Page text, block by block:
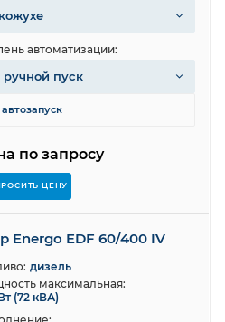
по запросу
ЦЕНУ
автоматизации:
ручной пуск
автозапуск
Energo EDF 60/400 IV
дизель
максимальная:
(72 кВА)